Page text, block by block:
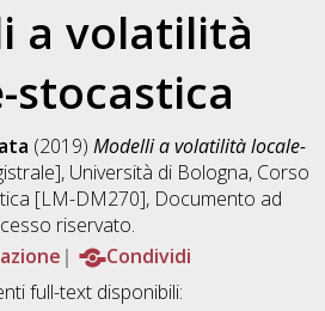
a volatilità
stocastica
(2019)Modelli a volatilità locale-
Università di Bologna, Corso
[LM-DM270], Documento ad
riservato.
Condividi
full-text disponibili: